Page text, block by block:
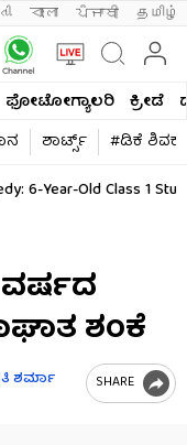
বাংলা ਪੰਜਾਬੀ தமிழ்
ಫೋಟೋಗ್ಯಾಲರಿ ಕ್ರೀಡೆ
ಶಾರ್ಟ್ಸ್​
#ಡಿಕೆ
6-Year-Old Class 1
ವರ್ಷದ
ಶಂಕೆ
ಶರ್ಮಾ
SHARE